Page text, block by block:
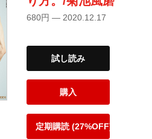
680円 — 2020.12.17
試し読み
購入
定期購読 (27%OFF)